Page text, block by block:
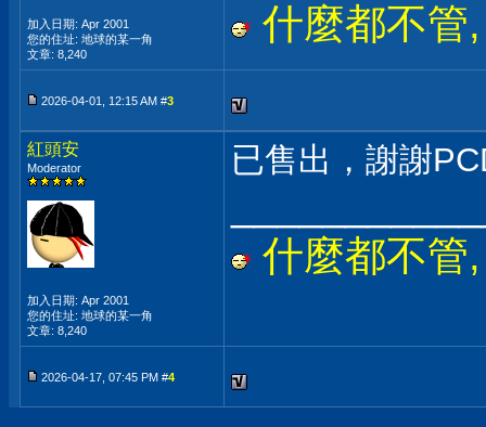
加入日期: Apr 2001
您的住址: 地球的某一角
文章: 8,240
什麼都不
2026-04-01, 12:15 AM #3
紅頭安
Moderator
加入日期: Apr 2001
您的住址: 地球的某一角
文章: 8,240
已售出，謝謝
什麼都不
2026-04-17, 07:45 PM #4